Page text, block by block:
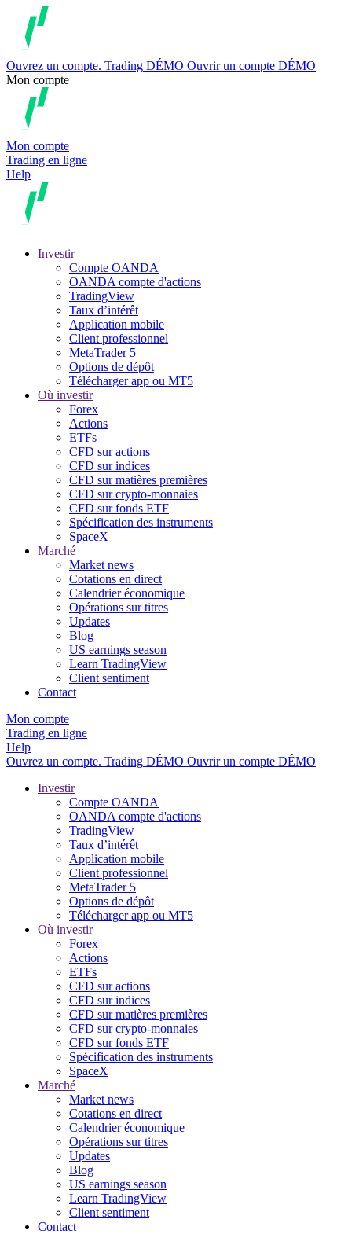
Ouvrez un compte. Trading DÉMO Ouvrir un compte DÉMO
Mon compte
Mon compte
Trading en ligne
Help
Investir
Compte OANDA
OANDA compte d'actions
TradingView
Taux d’intérêt
Application mobile
Client professionnel
MetaTrader 5
Options de dépôt
Télécharger app ou MT5
Où investir
Forex
Actions
ETFs
CFD sur actions
CFD sur indices
CFD sur matières premières
CFD sur crypto-monnaies
CFD sur fonds ETF
Spécification des instruments
SpaceX
Marché
Market news
Cotations en direct
Calendrier économique
Opérations sur titres
Updates
Blog
US earnings season
Learn TradingView
Client sentiment
Contact
Mon compte
Trading en ligne
Help
Ouvrez un compte. Trading DÉMO Ouvrir un compte DÉMO
Investir
Compte OANDA
OANDA compte d'actions
TradingView
Taux d’intérêt
Application mobile
Client professionnel
MetaTrader 5
Options de dépôt
Télécharger app ou MT5
Où investir
Forex
Actions
ETFs
CFD sur actions
CFD sur indices
CFD sur matières premières
CFD sur crypto-monnaies
CFD sur fonds ETF
Spécification des instruments
SpaceX
Marché
Market news
Cotations en direct
Calendrier économique
Opérations sur titres
Updates
Blog
US earnings season
Learn TradingView
Client sentiment
Contact